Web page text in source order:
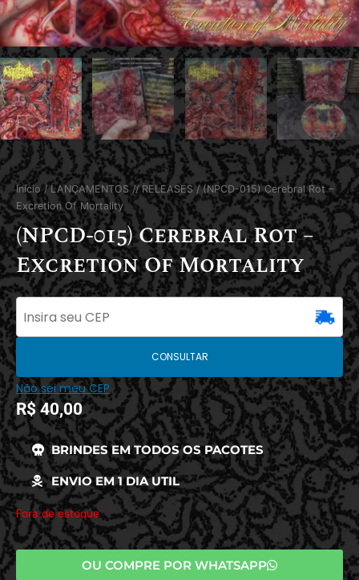
Início/LANÇAMENTOS // RELEASES / (NPCD-015) Cerebral Rot –
Excretion Of Mortality
(NPCD-015) Cerebral Rot –
Excretion Of Mortality
CONSULTAR
Não sei meu CEP
R$40,00
BRINDES EM TODOS OS PACOTES
ENVIO EM 1 DIA UTIL
Fora de estoque
OU COMPRE POR WHATSAPP